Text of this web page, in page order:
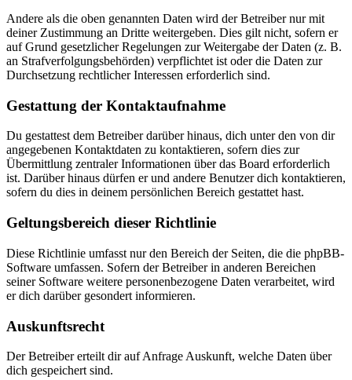
Andere als die oben genannten Daten wird der Betreiber nur mit
deiner Zustimmung an Dritte weitergeben. Dies gilt nicht, sofern er
auf Grund gesetzlicher Regelungen zur Weitergabe der Daten (z. B.
an Strafverfolgungsbehörden) verpflichtet ist oder die Daten zur
Durchsetzung rechtlicher Interessen erforderlich sind.
Gestattung der Kontaktaufnahme
Du gestattest dem Betreiber darüber hinaus, dich unter den von dir
angegebenen Kontaktdaten zu kontaktieren, sofern dies zur
Übermittlung zentraler Informationen über das Board erforderlich
ist. Darüber hinaus dürfen er und andere Benutzer dich kontaktieren,
sofern du dies in deinem persönlichen Bereich gestattet hast.
Geltungsbereich dieser Richtlinie
Diese Richtlinie umfasst nur den Bereich der Seiten, die die phpBB-
Software umfassen. Sofern der Betreiber in anderen Bereichen
seiner Software weitere personenbezogene Daten verarbeitet, wird
er dich darüber gesondert informieren.
Auskunftsrecht
Der Betreiber erteilt dir auf Anfrage Auskunft, welche Daten über
dich gespeichert sind.